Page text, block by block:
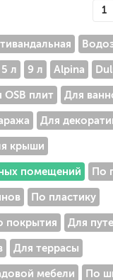
1
5 л 9 л Alpina
OSB плит Для
Для
крыши
помещений По
По пластику
покрытия Для
Для террасы
мебели По